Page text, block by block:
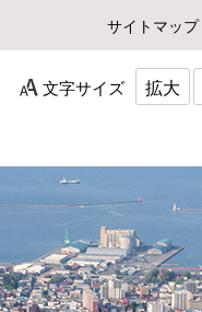
サイトマップ
文字サイズ 拡大